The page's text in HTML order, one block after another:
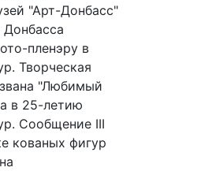
"Арт-Донбасс"
Донбасса
пленэру в
Творческая
"Любимый
в 25-летию
Сообщение III
кованых фигур